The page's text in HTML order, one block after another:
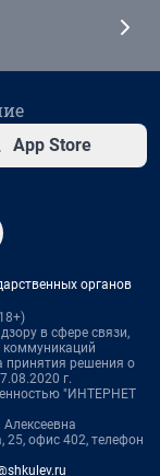
App Store
органов
в сфере связи,
принятия решения о
г.
"ИНТЕРНЕТ
25, офис 402, телефон